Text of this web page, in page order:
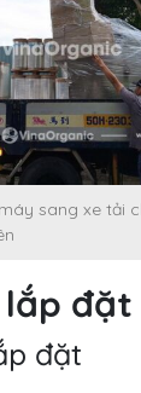
sang xe tải
đặt
đặt